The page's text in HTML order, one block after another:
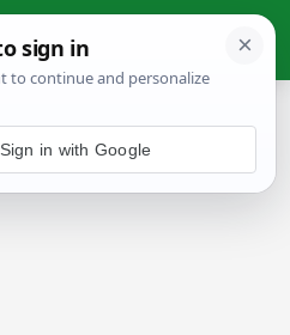
Sign in with Google